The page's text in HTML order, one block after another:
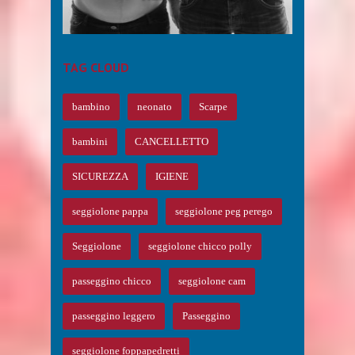
TAG CLOUD
bambino neonato Scarpe
bambini CANCELLETTO
SICUREZZA IGIENE
seggiolone pappa seggiolone peg perego
Seggiolone seggiolone chicco polly
passeggino chicco seggiolone cam
passeggino leggero Passeggino
seggiolone foppapedretti